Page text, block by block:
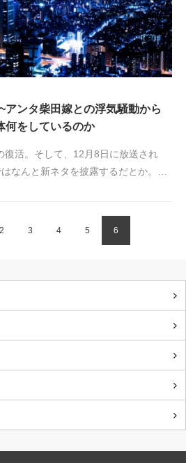
アンタ柴田嫁との浮気騒動から
何をしているのか
復活。そして、12月8日に放送され
なんと新ネタを披露するだとか。…
2 3 4 5 6